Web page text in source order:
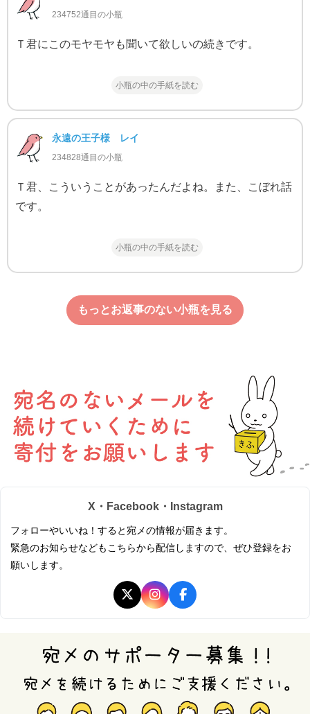
234752通目の小瓶
Ｔ君にこのモヤモヤも聞いて欲しいの続きです。
小瓶の中の手紙を読む
永遠の王子様 レイ
234828通目の小瓶
Ｔ君、こういうことがあったんだよね。また、こぼれ話
です。
小瓶の中の手紙を読む
もっとお返事のない小瓶を見る
X・Facebook・Instagram
フォローやいいね！すると宛メの情報が届きます。
緊急のお知らせなどもこちらから配信しますので、ぜひ登録をお
願いします。